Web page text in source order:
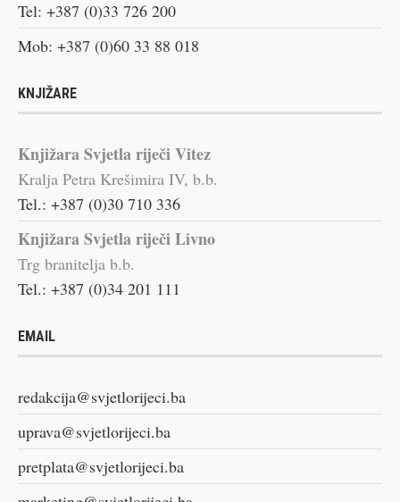
Tel: +387 (0)33 726 200
Mob: +387 (0)60 33 88 018
KNJIŽARE
Knjižara Svjetla riječi Vitez
Kralja Petra Krešimira IV, b.b.
Tel.: +387 (0)30 710 336
Knjižara Svjetla riječi Livno
Trg branitelja b.b.
Tel.: +387 (0)34 201 111
EMAIL
redakcija@svjetlorijeci.ba
uprava@svjetlorijeci.ba
pretplata@svjetlorijeci.ba